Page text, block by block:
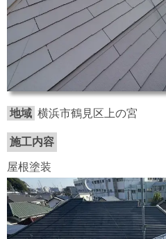
地域 横浜市鶴見区上の宮
施工内容
屋根塗装